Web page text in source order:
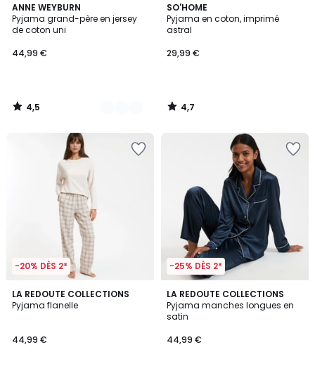
ANNE WEYBURN
Pyjama grand-père en jersey
de coton uni
44,99 €
4,5
/ 5
2
Couleurs
4,5
/
SO'HOME
Pyjama en coton, imprimé
astral
29,99 €
4,7
/ 5
4,7
/
-20% DÈS 2*
LA REDOUTE COLLECTIONS
Pyjama flanelle
44,99 €
4,8
/ 5
-25% DÈS 2*
LA REDOUTE COLLECTIONS
Pyjama manches longues en
satin
44,99 €
4,5
/ 5
2
Couleurs